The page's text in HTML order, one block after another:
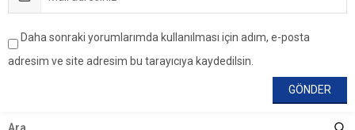
Daha sonraki yorumlarımda kullanılması için adım, e-posta
adresim ve site adresim bu tarayıcıya kaydedilsin.